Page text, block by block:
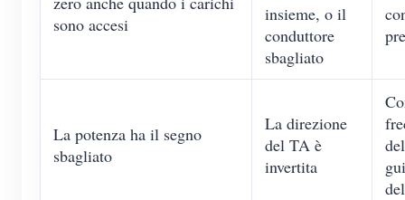
sono accesi
insieme, o il
conduttore
sbagliato
La potenza ha il segno
sbagliato
La direzione
del TA è
invertita